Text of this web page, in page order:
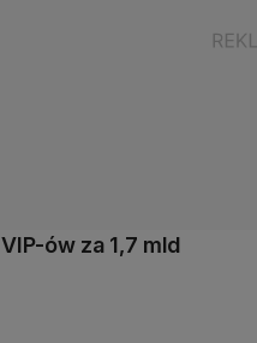
ów za 1,7 mld